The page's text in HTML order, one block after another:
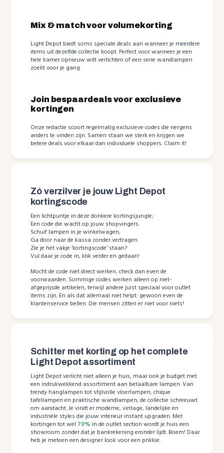
Mix & match voor volumekorting
Light Depot biedt soms speciale deals aan wanneer je meerdere
items uit dezelfde collectie koopt. Perfect voor wanneer je een
hele kamer opnieuw wilt verlichten of een serie wandlampen
zoekt voor je gang.
Join bespaardeals voor exclusieve
kortingen
Onze redactie scoort regelmatig exclusieve codes die nergens
anders te vinden zijn. Samen staan we sterk en krijgen we
betere deals voor elkaar dan individuele shoppers. Claim it!
Zó verzilver je jouw Light Depot
kortingscode
Een lichtpuntje in deze donkere kortingsjungle;
Een code die wacht op jouw shopvingers.
Schuif lampen in je winkelwagen,
Ga door naar de kassa zonder vertragen.
Zie je het vakje ‘kortingscode’ staan?
Vul daar je code in, klik verder en gedaan!
Mocht de code niet direct werken, check dan even de
voorwaarden. Sommige codes werken alleen op niet-
afgeprijsde artikelen, terwijl andere juist speciaal voor outlet
items zijn. En als dat allemaal niet helpt: gewoon even de
klantenservice bellen. Die mensen zitten er niet voor niets!
Schitter met korting op het complete
Light Depot assortiment
Light Depot verlicht niet alleen je huis, maar ook je budget met
een indrukwekkend assortiment aan betaalbare lampen. Van
trendy hanglampen tot stijlvolle vloerlampen, chique
tafellampen en praktische wandlampen; de collectie schreeuwt
om aandacht. Je vindt er moderne, vintage, landelijke en
industriële styles die jouw interieur instant upgraden. Met
kortingen tot wel 70% in de outlet section wordt je huis een
showroom zonder dat je bankrekening eronder lijdt. Boem! Daar
heb je meteen een designer look voor een prikkie.